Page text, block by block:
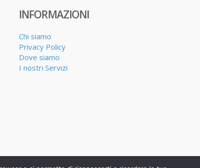
INFORMAZIONI
Chi siamo
Privacy Policy
Dove siamo
I nostri Servizi